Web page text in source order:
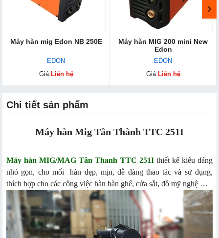
Máy hàn mig Edon NB 250E
EDON
Giá: Liên hệ
Máy hàn MIG 200 mini New
Edon
EDON
Giá: Liên hệ
Chi tiết sản phẩm
Máy hàn Mig Tân Thành TTC 251I
Máy hàn MIG/MAG Tân Thanh TTC 251Ithiết kế kiểu dáng
nhỏ gọn, cho mối hàn đẹp, mịn, dễ dàng thao tác và sử dụng,
thích hợp cho các công việc hàn bàn ghế, cửa sắt, đồ mỹ nghệ …